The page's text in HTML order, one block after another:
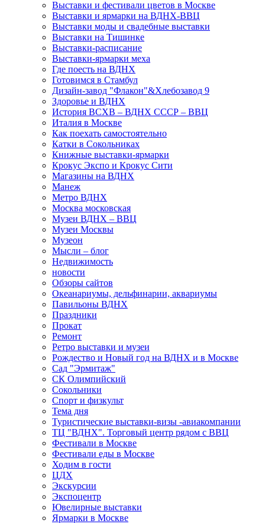
Выставки и фестивали цветов в Москве
Выставки и ярмарки на ВДНХ-ВВЦ
Выставки моды и свадебные выставки
Выставки на Тишинке
Выставки-расписание
Выставки-ярмарки меха
Где поесть на ВДНХ
Готовимся в Стамбул
Дизайн-завод "Флакон"&Хлебозавод 9
Здоровье и ВДНХ
История ВСХВ – ВДНХ СССР – ВВЦ
Италия в Москве
Как поехать самостоятельно
Катки в Сокольниках
Книжные выставки-ярмарки
Крокус Экспо и Крокус Сити
Магазины на ВДНХ
Манеж
Метро ВДНХ
Москва московская
Музеи ВДНХ – ВВЦ
Музеи Москвы
Музеон
Мысли – блог
Недвижимость
новости
Обзоры сайтов
Океанариумы, дельфинарии, аквариумы
Павильоны ВДНХ
Праздники
Прокат
Ремонт
Ретро выставки и музеи
Рождество и Новый год на ВДНХ и в Москве
Сад "Эрмитаж"
СК Олимпийский
Сокольники
Спорт и физкульт
Тема дня
Туристические выставки-визы -авиакомпании
ТЦ "ВДНХ". Торговый центр рядом с ВВЦ
Фестивали в Москве
Фестивали еды в Москве
Ходим в гости
ЦДХ
Экскурсии
Экспоцентр
Ювелирные выставки
Ярмарки в Москве